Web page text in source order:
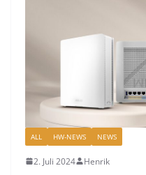
ALL HW-NEWS NEWS
2. Juli 2024 Henrik